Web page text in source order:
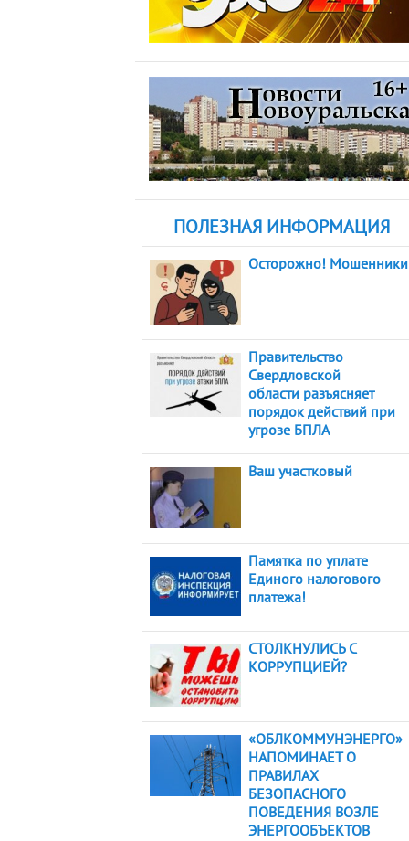
ПОЛЕЗНАЯ ИНФОРМАЦИЯ
Осторожно!
Правительство
Свердловской
области разъясняет
порядок действий при
угрозе БПЛА
Ваш участковый
Памятка по уплате
Единого налогового
платежа!
СТОЛКНУЛИСЬ С
КОРРУПЦИЕЙ?
«ОБЛКОММУНЭНЕРГО»
НАПОМИНАЕТ О
ПРАВИЛАХ
БЕЗОПАСНОГО
ПОВЕДЕНИЯ ВОЗЛЕ
ЭНЕРГООБЪЕКТОВ